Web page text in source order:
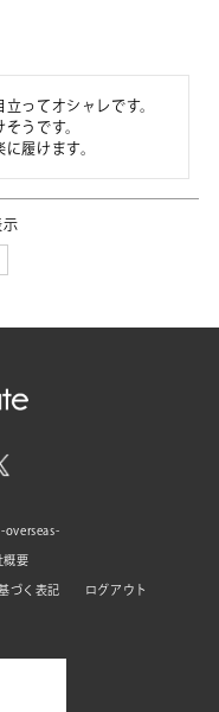
ってオシャレです。
うです。
履けます。
示
overseas-
概要
づく表記 ログアウト